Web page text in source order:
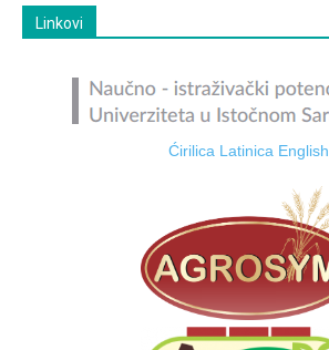
Linkovi
Ćirilica Latinica English